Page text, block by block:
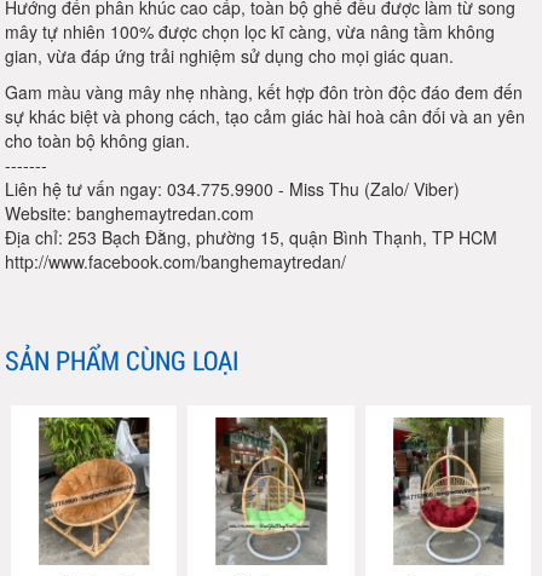
Hướng đến phân khúc cao cấp, toàn bộ ghế đều được làm từ song
mây tự nhiên 100% được chọn lọc kĩ càng, vừa nâng tầm không
gian, vừa đáp ứng trải nghiệm sử dụng cho mọi giác quan.
Gam màu vàng mây nhẹ nhàng, kết hợp đôn tròn độc đáo đem đến
sự khác biệt và phong cách, tạo cảm giác hài hoà cân đối và an yên
cho toàn bộ không gian.
-------
Liên hệ tư vấn ngay: 034.775.9900 - Miss Thu (Zalo/ Viber)
Website: banghemaytredan.com
Địa chỉ: 253 Bạch Đằng, phường 15, quận Bình Thạnh, TP HCM
http://www.facebook.com/banghemaytredan/
SẢN PHẨM CÙNG LOẠI